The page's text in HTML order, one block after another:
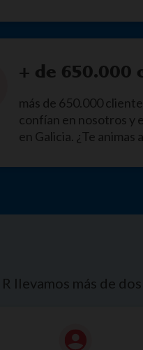
+ de 650.000
más de 650.000
confían en nosotros y
en Galicia. ¿Te animas
R llevamos más de